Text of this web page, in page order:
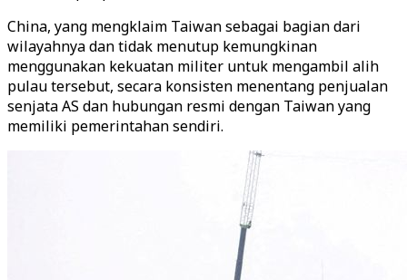
China, yang mengklaim Taiwan sebagai bagian dari
wilayahnya dan tidak menutup kemungkinan
menggunakan kekuatan militer untuk mengambil alih
pulau tersebut, secara konsisten menentang penjualan
senjata AS dan hubungan resmi dengan Taiwan yang
memiliki pemerintahan sendiri.